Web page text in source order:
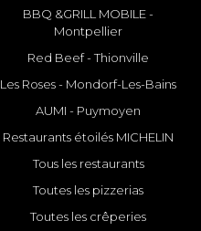
BBQ &GRILL MOBILE -
Montpellier
Red Beef - Thionville
Les Roses - Mondorf-Les-Bains
AUMI - Puymoyen
Restaurants étoilés MICHELIN
Tous les restaurants
Toutes les pizzerias
Toutes les crêperies